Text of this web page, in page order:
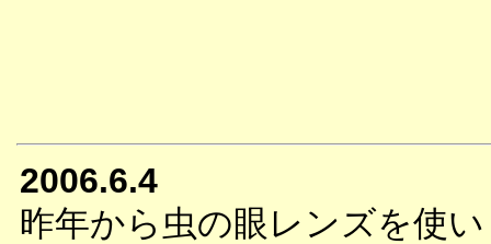
2006.6.4
昨年から虫の眼レンズを使い